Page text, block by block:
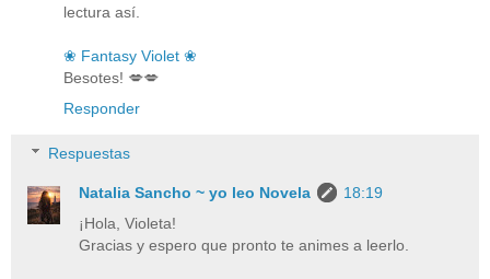
lectura así.
❀ Fantasy Violet ❀
Besotes! 💋💋
Responder
Respuestas
Natalia Sancho ~ yo leo Novela
18:19
¡Hola, Violeta!
Gracias y espero que pronto te animes a leerlo.